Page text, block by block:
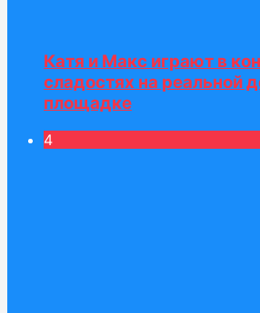
Катя и Макс играют в
сладостях на реальной
площадке
4